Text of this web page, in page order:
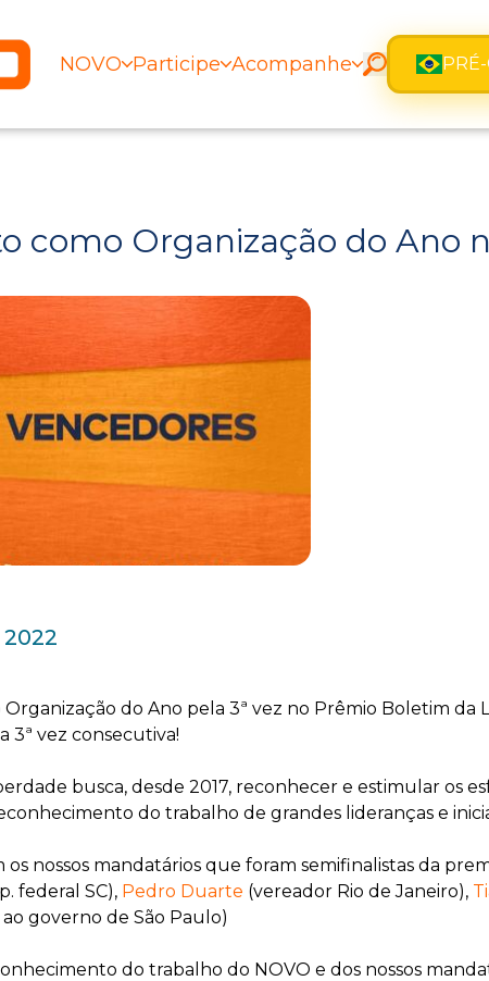
NOVO Participe Acompanhe
como Organização do Ano
do Ano pela 3ª vez no Prêmio Boletim da
3ª vez consecutiva!
busca, desde 2017, reconhecer e estimular os
do trabalho de grandes lideranças e
nossos mandatários que foram semifinalistas da
federal SC), Pedro Duarte (vereador Rio de Janeiro),
governo de São Paulo)
do trabalho do NOVO e dos nossos